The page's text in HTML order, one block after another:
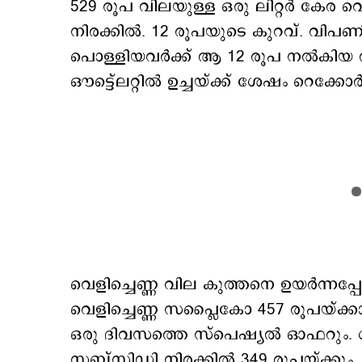
529 രൂപ വിലയുള്ള ഒരു ലിറ്റർ കേര
നിരക്കിൽ. 12 രൂപയുടെ കുറവ്.
പൊള്ളിയവർക്ക് ആ 12 രൂപ നൽകിയ
ഔട്ട്ലെറ്റിൽ ഉച്ചയ്ക്ക് ശേഷം
വെളിച്ചെണ്ണ വില കുത്തനെ
വെളിച്ചെണ്ണ സപ്ലൈകോ 457
ഒരു ദിവസത്തെ സ്പെഷ്യൽ ഓഫറും.